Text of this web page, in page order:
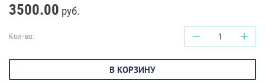
3500.00 руб.
Кол-во: − +
В КОРЗИНУ